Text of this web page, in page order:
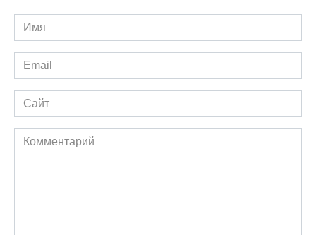
Имя
*
Email
*
Сайт
Комментарий